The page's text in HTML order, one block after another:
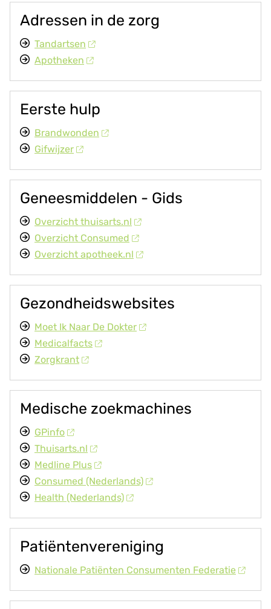
Adressen in de zorg
Tandartsen
Apotheken
Eerste hulp
Brandwonden
Gifwijzer
Geneesmiddelen - Gids
Overzicht thuisarts.nl
Overzicht Consumed
Overzicht apotheek.nl
Gezondheidswebsites
Moet Ik Naar De Dokter
Medicalfacts
Zorgkrant
Medische zoekmachines
GPinfo
Thuisarts.nl
Medline Plus
Consumed (Nederlands)
Health (Nederlands)
Patiëntenvereniging
Nationale Patiënten Consumenten Federatie